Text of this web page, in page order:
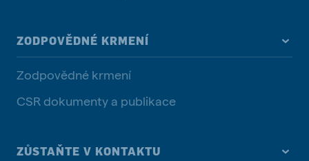
ZODPOVĚDNÉ KRMENÍ
Zodpovědné krmení
CSR dokumenty a publikace
ZŮSTAŇTE V KONTAKTU